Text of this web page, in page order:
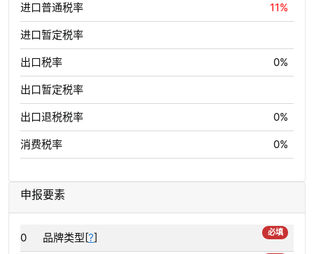
进口普通税率 11%
进口暂定税率
出口税率 0%
出口暂定税率
出口退税税率 0%
消费税率 0%
申报要素
0 品牌类型[?] 必填